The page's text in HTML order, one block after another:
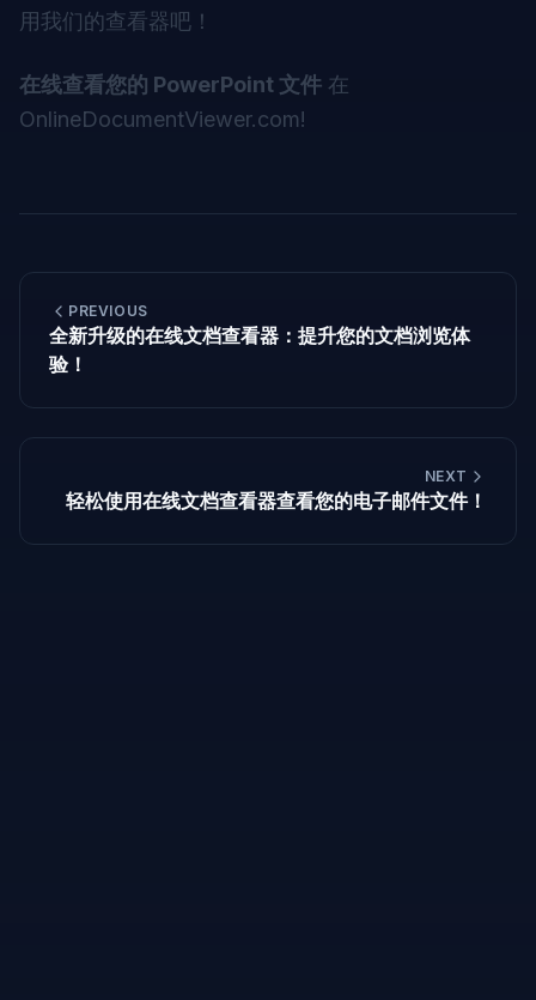
用我们的查看器吧！
在线查看您的 PowerPoint 文件 在
OnlineDocumentViewer.com!
PREVIOUS
全新升级的在线文档查看器：提升您的文档浏览体
验！
NEXT
轻松使用在线文档查看器查看您的电子邮件文件！